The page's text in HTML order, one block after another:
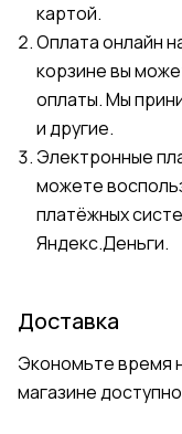
картой.
Оплата онлайн
корзине вы
оплаты. Мы
и другие.
Электронные
можете
платёжных
Яндекс.Деньги.
Доставка
Экономьте время
магазине